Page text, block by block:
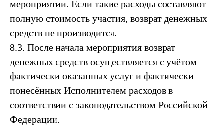
мероприятии. Если такие расходы составляют
полную стоимость участия, возврат денежных
средств не производится.
8.3. После начала мероприятия возврат
денежных средств осуществляется с учётом
фактически оказанных услуг и фактически
понесённых Исполнителем расходов в
соответствии с законодательством Российской
Федерации.